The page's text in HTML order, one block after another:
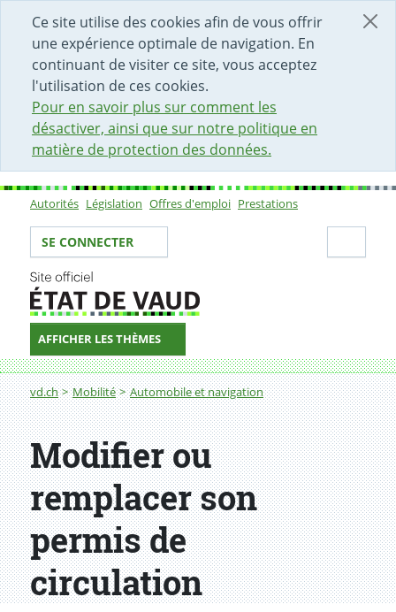
Ce site utilise des cookies afin de vous offrir
une expérience optimale de navigation. En
continuant de visiter ce site, vous acceptez
l'utilisation de ces cookies.
Pour en savoir plus sur comment les
désactiver, ainsi que sur notre politique en
matière de protection des données.
DÉBUT DU CONTENU DE LA PAGE
ACCÈS AU CHAMP DE RECHERCHE
PAGE D'ACCUEIL
FORMULAIRE DE CONTACT
Sous-navigation
Autorités Législation Offres d'emploi Prestations
Votre identité
SE CONNECTER
AFFICHER LES THÈMES
Fil d'Ariane
vd.ch Mobilité Automobile et navigation
Modifier ou
remplacer son
permis de
circulation